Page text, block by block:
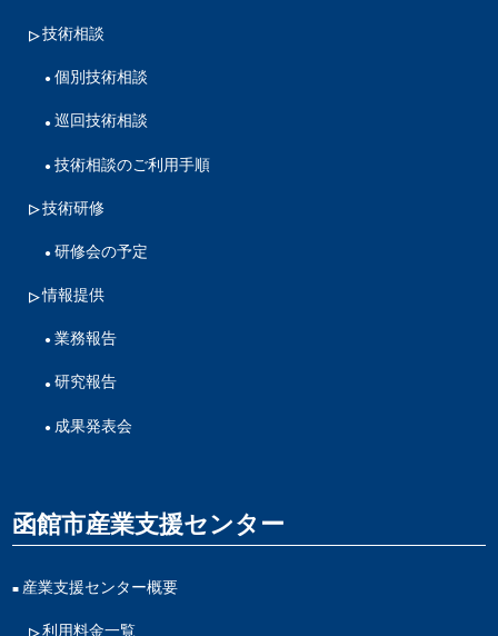
技術相談
個別技術相談
巡回技術相談
技術相談のご利用手順
技術研修
研修会の予定
情報提供
業務報告
研究報告
成果発表会
函館市産業支援センター
産業支援センター概要
利用料金一覧